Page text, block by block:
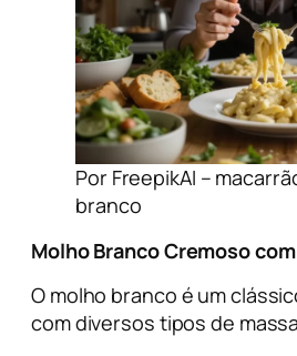
Por FreepikAI –
branco
Molho Branco Cremoso
O molho branco é um
com diversos tipos de